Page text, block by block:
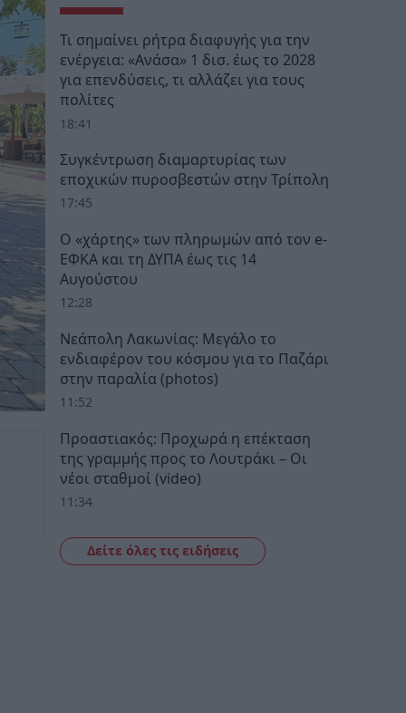
Τι σημαίνει ρήτρα διαφυγής για την
ενέργεια: «Ανάσα» 1 δισ. έως το 2028
για επενδύσεις, τι αλλάζει για τους
πολίτες
18:41
Συγκέντρωση διαμαρτυρίας των
εποχικών πυροσβεστών στην Τρίπολη
17:45
Ο «χάρτης» των πληρωμών από τον e-
ΕΦΚΑ και τη ΔΥΠΑ έως τις 14
Αυγούστου
12:28
Νεάπολη Λακωνίας: Μεγάλο το
ενδιαφέρον του κόσμου για το Παζάρι
στην παραλία (photos)
11:52
Προαστιακός: Προχωρά η επέκταση
της γραμμής προς το Λουτράκι – Οι
νέοι σταθμοί (video)
11:34
Δείτε όλες τις ειδήσεις